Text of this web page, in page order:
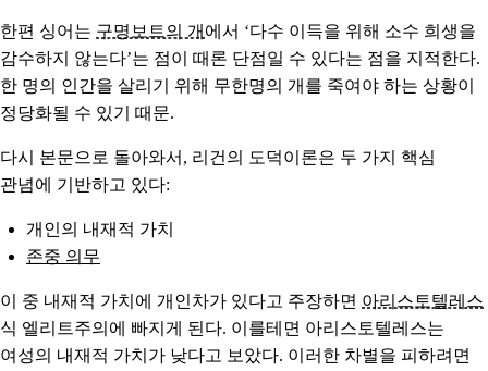
한편 싱어는 구명보트의 개 에서 ‘다수 이득을 위해 소수 희생을
감수하지 않는다’는 점이 때론 단점일 수 있다는 점을 지적한다.
한 명의 인간을 살리기 위해 무한명의 개를 죽여야 하는 상황이
정당화될 수 있기 때문.
다시 본문으로 돌아와서, 리건의 도덕이론은 두 가지 핵심
관념에 기반하고 있다:
개인의 내재적 가치
존중 의무
이 중 내재적 가치에 개인차가 있다고 주장하면 아리스토텔레스
식 엘리트주의에 빠지게 된다. 이를테면 아리스토텔레스는
여성의 내재적 가치가 낮다고 보았다. 이러한 차별을 피하려면